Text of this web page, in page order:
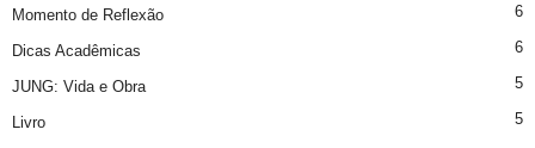
Momento de Reflexão 6
Dicas Acadêmicas 6
JUNG: Vida e Obra 5
Livro 5